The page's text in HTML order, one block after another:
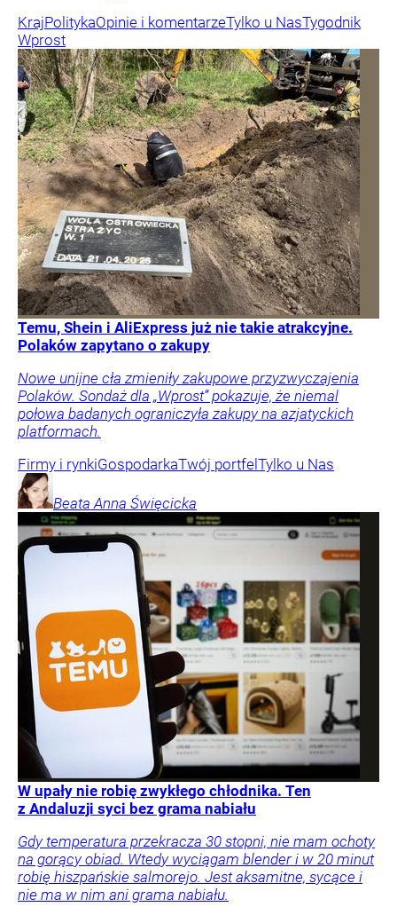
KrajPolitykaOpinie i komentarzeTylko u NasTygodnik
Wprost
Temu, Shein i AliExpress już nie takie atrakcyjne.
Polaków zapytano o zakupy
Nowe unijne cła zmieniły zakupowe przyzwyczajenia
Polaków. Sondaż dla „Wprost” pokazuje, że niemal
połowa badanych ograniczyła zakupy na azjatyckich
platformach.
Firmy i rynkiGospodarkaTwój portfel Tylko u Nas
Beata Anna Święcicka
W upały nie robię zwykłego chłodnika. Ten
z Andaluzji syci bez grama nabiału
Gdy temperatura przekracza 30 stopni, nie mam ochoty
na gorący obiad. Wtedy wyciągam blender i w 20 minut
robię hiszpańskie salmorejo. Jest aksamitne, sycące i
nie ma w nim ani grama nabiału.